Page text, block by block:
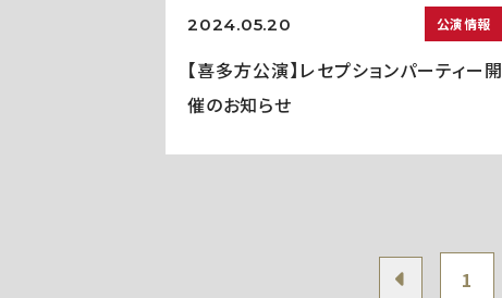
2024.05.20 公演情報
【喜多方公演】レセプションパーティー開
催のお知らせ
1